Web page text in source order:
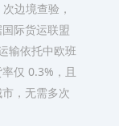
边境查验，
际货运联盟
输依托中欧班
仅 0.3%，且
，无需多次